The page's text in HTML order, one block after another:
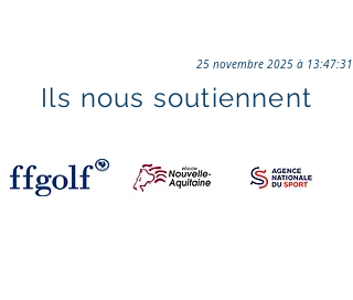
25 novembre 2025 à 13:47:31
Ils nous soutiennent